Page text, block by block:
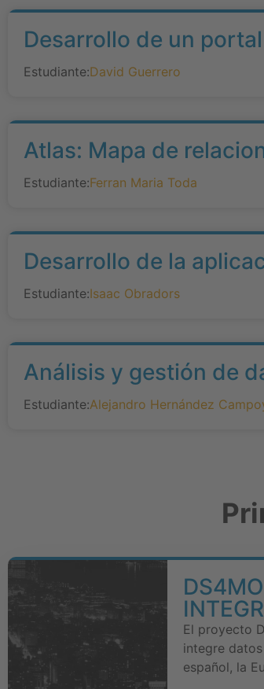
Desarrollo de un
Estudiante:David Guerrero
Atlas: Mapa de
Estudiante:Ferran Maria Toda
Desarrollo de la
Estudiante:Isaac Obradors
Análisis y gestión de
Estudiante:Alejandro Hernández
El proyecto
integre
español, la